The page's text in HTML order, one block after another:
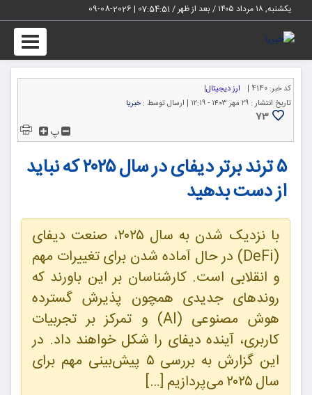
یکشنبه, ۱۸ مرداد ۱۴۰۵ / بعد از ظهر / 07:54:52
|
2026-08-09
کد خبر: 4140 | ارز دیجیتال|
تاریخ انتشار : ۲۹ مهر ۱۴۰۳ - ۱۲:۱۹ | ارسال توسط :خبریا
73
پ
۵ ترند برتر دیفای در سال ۲۰۲۵ که نباید
از دست بدهید
با نزدیک شدن به سال ۲۰۲۵، صنعت دیفای
(DeFi) در حال آماده شدن برای تغییرات مهم
و انقلابی است. کارشناسان بر این باورند که
روندهای جدیدی همچون پذیرش گسترده
هوش مصنوعی (AI) و تمرکز بر تجربیات
کاربری، آینده دیفای را شکل خواهند داد. در
این گزارش به بررسی ۵ پیش‌بینی مهم برای
سال ۲۰۲۵ می‌پردازیم […]